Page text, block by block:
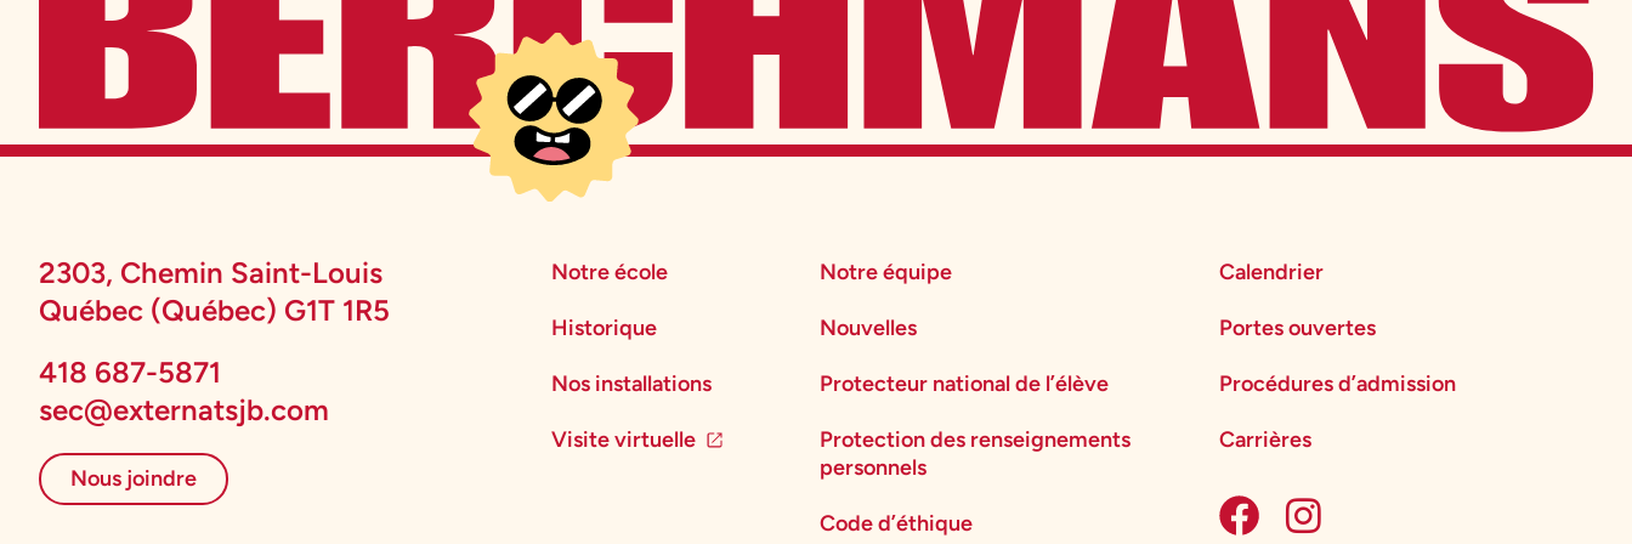
2303, Chemin Saint-Louis
Québec (Québec) G1T 1R5
418 687-5871
sec@externatsjb.com
Nous joindre
Notre école
Historique
Nos installations
Visite virtuelle
Notre équipe
Nouvelles
Protecteur national de l’élève
Protection des renseignements
personnels
Code d’éthique
Calendrier
Portes ouvertes
Procédures d’admission
Carrières